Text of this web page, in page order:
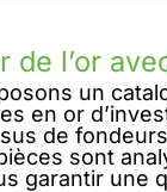
de l’or
un
en or
de
sont
garantir une